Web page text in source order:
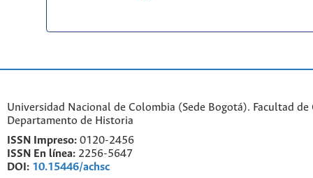
Universidad Nacional de Colombia (Sede Bogotá). Facultad de
Departamento de Historia
ISSN Impreso: 0120-2456
ISSN En línea: 2256-5647
DOI: 10.15446/achsc